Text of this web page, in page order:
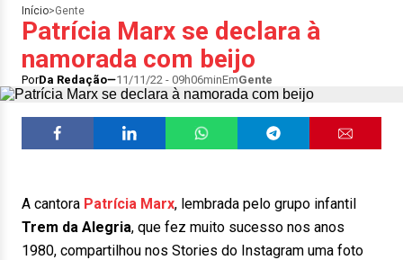
Início>Gente
Patrícia Marx se declara à
namorada com beijo
PorDa Redação 11/11/22 - 09h06minEmGente
A cantora Patrícia Marx, lembrada pelo grupo infantil
Trem da Alegria, que fez muito sucesso nos anos
1980, compartilhou nos Stories do Instagram uma foto